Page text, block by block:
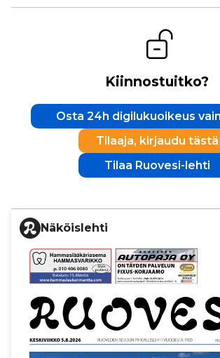
Kiinnostuitko?
Osta 24h digilukuoikeus
Tilaaja, kirjaudu tästä
Tilaa Ruovesi-lehti
Näköislehti